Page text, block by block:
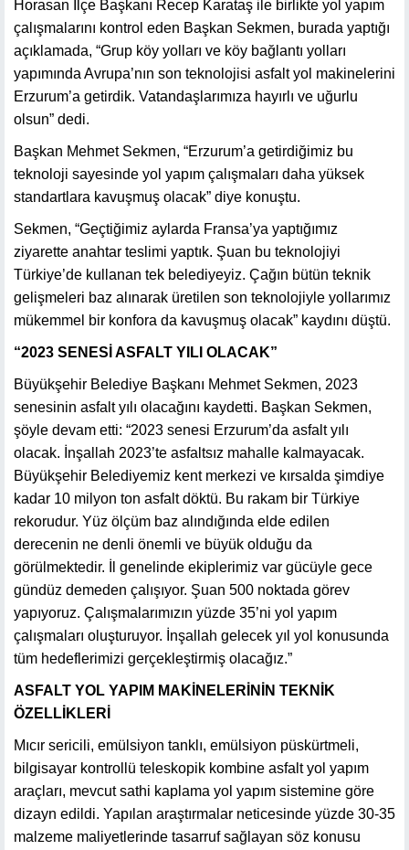
Horasan İlçe Başkanı Recep Karataş ile birlikte yol yapım
çalışmalarını kontrol eden Başkan Sekmen, burada yaptığı
açıklamada, “Grup köy yolları ve köy bağlantı yolları
yapımında Avrupa’nın son teknolojisi asfalt yol makinelerini
Erzurum’a getirdik. Vatandaşlarımıza hayırlı ve uğurlu
olsun” dedi.
Başkan Mehmet Sekmen, “Erzurum’a getirdiğimiz bu
teknoloji sayesinde yol yapım çalışmaları daha yüksek
standartlara kavuşmuş olacak” diye konuştu.
Sekmen, “Geçtiğimiz aylarda Fransa’ya yaptığımız
ziyarette anahtar teslimi yaptık. Şuan bu teknolojiyi
Türkiye’de kullanan tek belediyeyiz. Çağın bütün teknik
gelişmeleri baz alınarak üretilen son teknolojiyle yollarımız
mükemmel bir konfora da kavuşmuş olacak” kaydını düştü.
“2023 SENESİ ASFALT YILI OLACAK”
Büyükşehir Belediye Başkanı Mehmet Sekmen, 2023
senesinin asfalt yılı olacağını kaydetti. Başkan Sekmen,
şöyle devam etti: “2023 senesi Erzurum’da asfalt yılı
olacak. İnşallah 2023’te asfaltsız mahalle kalmayacak.
Büyükşehir Belediyemiz kent merkezi ve kırsalda şimdiye
kadar 10 milyon ton asfalt döktü. Bu rakam bir Türkiye
rekorudur. Yüz ölçüm baz alındığında elde edilen
derecenin ne denli önemli ve büyük olduğu da
görülmektedir. İl genelinde ekiplerimiz var gücüyle gece
gündüz demeden çalışıyor. Şuan 500 noktada görev
yapıyoruz. Çalışmalarımızın yüzde 35’ni yol yapım
çalışmaları oluşturuyor. İnşallah gelecek yıl yol konusunda
tüm hedeflerimizi gerçekleştirmiş olacağız.”
ASFALT YOL YAPIM MAKİNELERİNİN TEKNİK
ÖZELLİKLERİ
Mıcır sericili, emülsiyon tanklı, emülsiyon püskürtmeli,
bilgisayar kontrollü teleskopik kombine asfalt yol yapım
araçları, mevcut sathi kaplama yol yapım sistemine göre
dizayn edildi. Yapılan araştırmalar neticesinde yüzde 30-35
malzeme maliyetlerinde tasarruf sağlayan söz konusu